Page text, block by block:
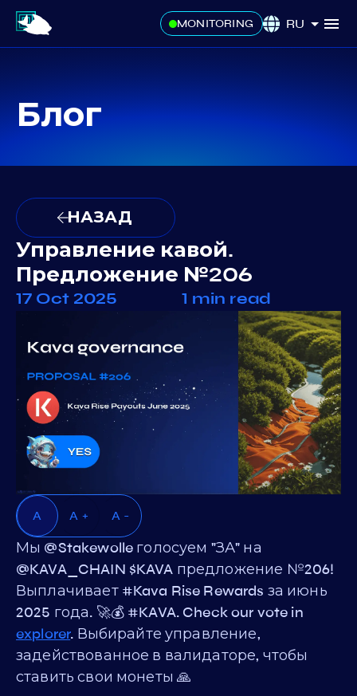
MONITORING RU
Блог
НАЗАД
Управление кавой.
Предложение №206
17 Oct 2025 1 min read
A A + A -
Мы @Stakewolle голосуем "ЗА" на
@KAVA_CHAIN $KAVA предложение №206!
Выплачивает #Kava Rise Rewards за июнь
2025 года. 🚀💰 #KAVA. Check our vote in
explorer. Выбирайте управление,
задействованное в валидаторе, чтобы
ставить свои монеты 🙏